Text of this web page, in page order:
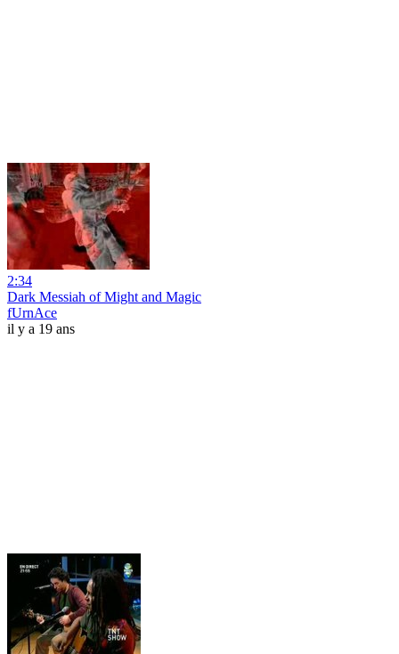
2:34
Dark Messiah of Might and Magic
fUrnAce
il y a 19 ans